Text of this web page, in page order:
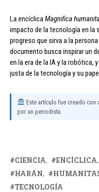
La encíclicaMagnifica
impacto de la tecnología en la
progreso que sirva a la
documento busca inspirar un
en la era de la IA y la robótica,
justa de la tecnología y su
Este artículo fue creado con
por un periodista.
CIENCIA ENCÍCLICA
HARÁN
TECNOLOGÍA